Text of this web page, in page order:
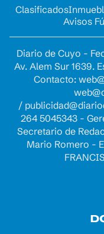
Clasificados
Avisos
Diario de Cuyo -
Av. Alem Sur 1639.
Contacto:
/
264 5045343 -
Secretario de
Mario Romero -